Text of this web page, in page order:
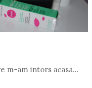
m-am intors acasa...